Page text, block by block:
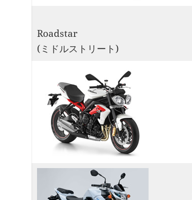
Roadstar
(ミドルストリート)